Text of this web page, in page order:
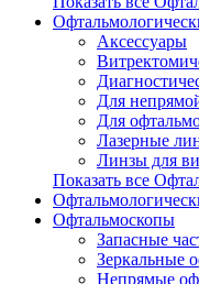
Аксессуары
Для
Для
Лазерные
Линзы для
Показать все
Офтальмоскопы
Запасные
Зеркальные
Непрямые